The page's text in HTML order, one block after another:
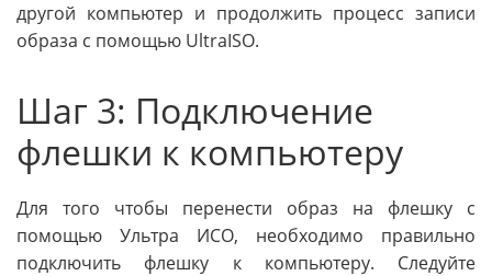
другой компьютер и продолжить процесс записи
образа с помощью UltraISO.
Шаг 3: Подключение
флешки к компьютеру
Для того чтобы перенести образ на флешку с
помощью Ультра ИСО, необходимо правильно
подключить флешку к компьютеру. Следуйте